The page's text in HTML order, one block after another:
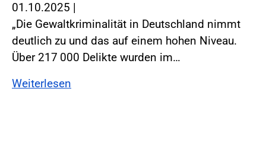
01.10.2025 |
„Die Gewaltkriminalität in Deutschland nimmt
deutlich zu und das auf einem hohen Niveau.
Über 217 000 Delikte wurden im…
Weiterlesen